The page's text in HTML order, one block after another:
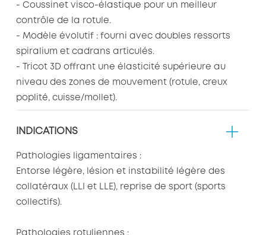
- Coussinet visco-élastique pour un meilleur
contrôle de la rotule.
- Modèle évolutif : fourni avec doubles ressorts
spiralium et cadrans articulés.
- Tricot 3D offrant une élasticité supérieure au
niveau des zones de mouvement (rotule, creux
poplité, cuisse/mollet).
INDICATIONS
Pathologies ligamentaires :
Entorse légère, lésion et instabilité légère des
collatéraux (LLI et LLE), reprise de sport (sports
collectifs).
Pathologies rotuliennes :